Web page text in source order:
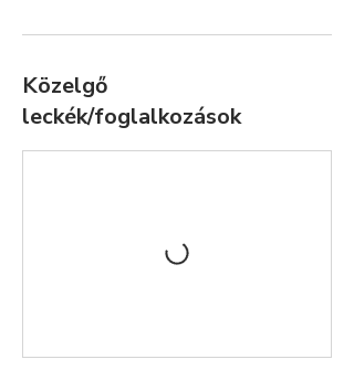
Közelgő
leckék/foglalkozások